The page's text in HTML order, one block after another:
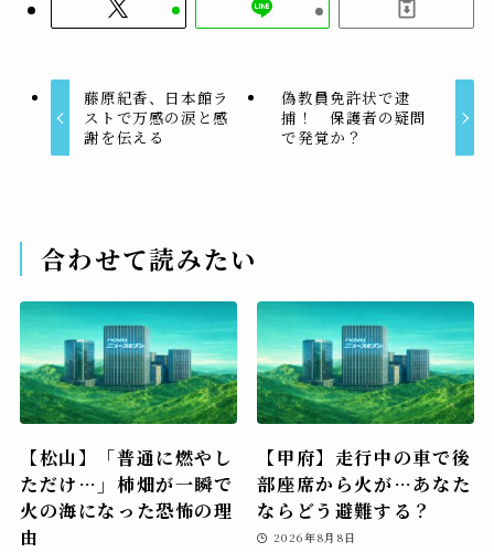
藤原紀香、日本館ラ
ストで万感の涙と感
謝を伝える
偽教員免許状で逮
捕！ 保護者の疑問
で発覚か？
合わせて読みたい
【松山】「普通に燃やし
ただけ…」柿畑が一瞬で
火の海になった恐怖の理
由
【甲府】走行中の車で後
部座席から火が…あなた
ならどう避難する？
2026年8月8日